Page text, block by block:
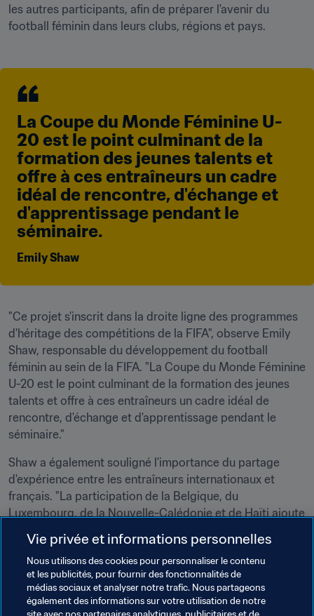
les autres participants, afin de préparer l'avenir du
football féminin dans leurs clubs, régions et pays.
La Coupe du Monde Féminine U-
20 est le point culminant de la
formation des jeunes talents et
offre à ces entraîneurs un cadre
idéal de rencontre, d'échange et
d'apprentissage pendant le
séminaire.
Emily Shaw
"Ce projet s'inscrit dans la droite ligne des programmes
d'héritage des compétitions de la FIFA", observe Emily
Shaw, responsable du développement du football
féminin au sein de la FIFA. "La Coupe du Monde Féminine
U-20 est le point culminant de la formation des jeunes
talents et offre à ces entraîneurs un cadre idéal de
rencontre, d'échange et d'apprentissage pendant le
séminaire."
Shaw a également souligné l'importance du partage
d'expérience entre les entraîneurs internationaux et
français. "La participation de la Belgique, du
Luxembourg, de la Nouvelle-Calédonie et de Haïti ajoute
permet en outre à ces associations membres d'acquérir
un ensemble d'enseignements fondamentaux et de
meilleures pratiques pour les appliquer dans leur région."
Brigitte Henriques, vice-présidente de la Fédération
Vie privée et informations personnelles
Nous utilisons des cookies pour personnaliser le contenu
et les publicités, pour fournir des fonctionnalités de
médias sociaux et analyser notre trafic. Nous partageons
également des informations sur votre utilisation de notre